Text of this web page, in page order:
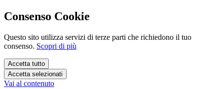
Consenso Cookie
Questo sito utilizza servizi di terze parti che richiedono il tuo
consenso. Scopri di più
Accetta tutto
Accetta selezionati
Vai al contenuto